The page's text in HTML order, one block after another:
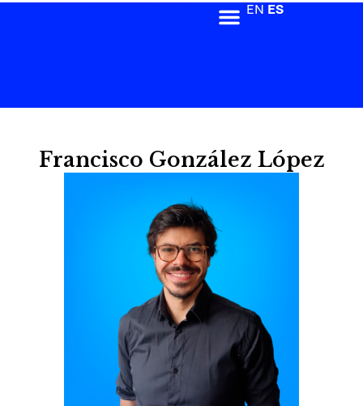
EN ES
Francisco González López